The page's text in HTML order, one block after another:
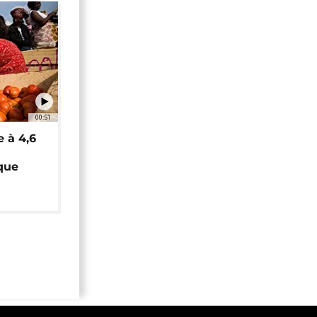
00:51
à 4,6